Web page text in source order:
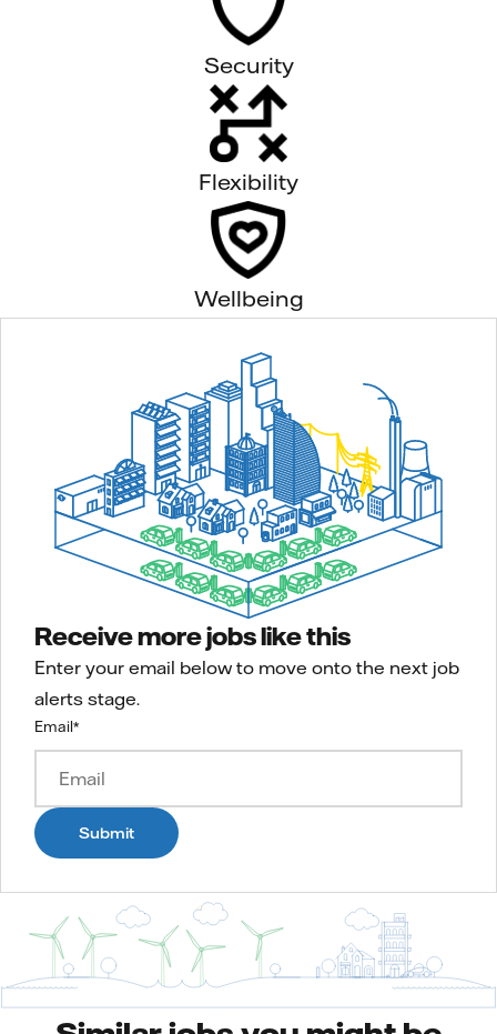
Security
Flexibility
Wellbeing
Receive more jobs like this
Enter your email below to move onto the next job
alerts stage.
Email*
Submit